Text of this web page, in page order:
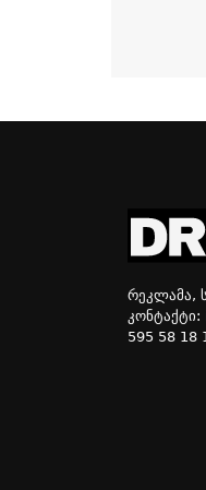
რეკლამა,
კონტაქტი:
595 58 18